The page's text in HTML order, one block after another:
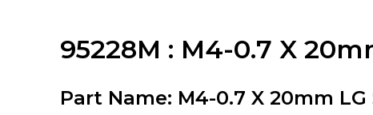
95228M : M4-0.7 X
Part Name: M4-0.7 X 20mm LG